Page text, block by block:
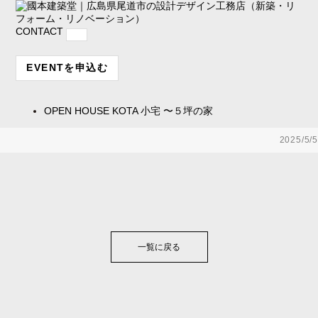
CONTACT
EVENTを申込む
OPEN HOUSE KOTA 小宅 〜５坪の家
2025/5/5
一覧に戻る